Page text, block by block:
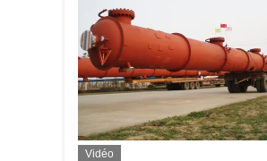
Vidéo